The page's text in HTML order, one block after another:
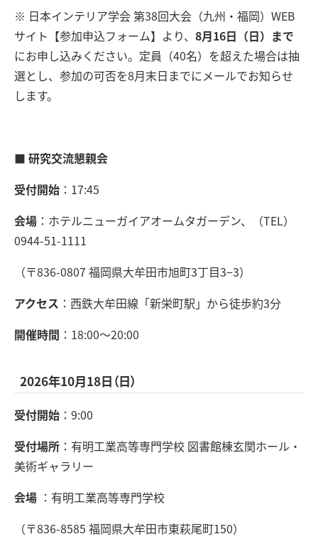
※ 日本インテリア学会 第38回大会（九州・福岡）WEB
サイト【参加申込フォーム】より、 8月16日（日）まで
にお申し込みください。定員（40名）を超えた場合は抽
選とし、参加の可否を8月末日までにメールでお知らせ
します。
■ 研究交流懇親会
受付開始 ：17:45
会場 ：ホテルニューガイアオームタガーデン、（TEL）
0944-51-1111
（〒836-0807 福岡県大牟田市旭町3丁目3−3）
アクセス ：西鉄大牟田線「新栄町駅」から徒歩約3分
開催時間 ：18:00～20:00
2026年10月18日（日）
受付開始 ：9:00
受付場所 ：有明工業高等専門学校 図書館棟玄関ホール・
美術ギャラリー
会場 ：有明工業高等専門学校
（〒836-8585 福岡県大牟田市東萩尾町150）